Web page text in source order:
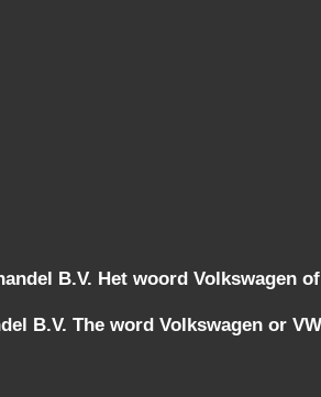
B.V. Het woord Volkswagen
B.V. The word Volkswagen or